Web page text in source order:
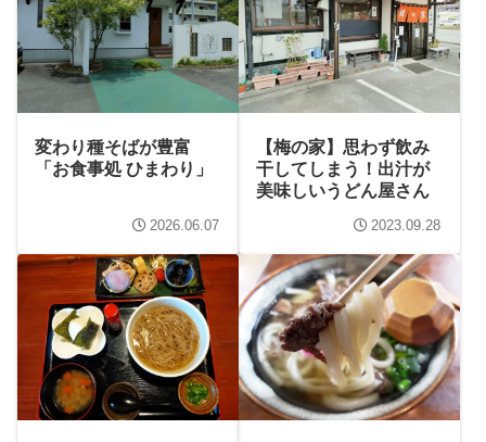
変わり種そばが豊富
「お食事処 ひまわり」
2026.06.07
【梅の家】思わず飲み
干してしまう！出汁が
美味しいうどん屋さん
2023.09.28